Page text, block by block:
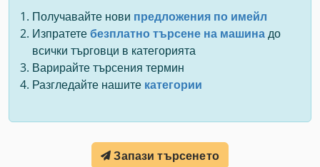
Получавайте нови предложения по имейл
Изпратетебезплатно търсене на машинадо
всички търговци в категорията
Варирайте търсения термин
Разгледайте нашите категории
Запази търсенето